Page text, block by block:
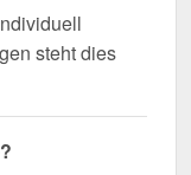
steht dies